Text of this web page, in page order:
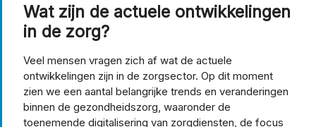
Wat zijn de actuele ontwikkelingen
in de zorg?
Veel mensen vragen zich af wat de actuele
ontwikkelingen zijn in de zorgsector. Op dit moment
zien we een aantal belangrijke trends en veranderingen
binnen de gezondheidszorg, waaronder de
toenemende digitalisering van zorgdiensten, de focus